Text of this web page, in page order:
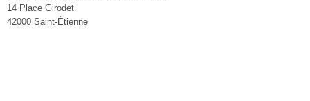
14 Place Girodet
42000 Saint-Étienne